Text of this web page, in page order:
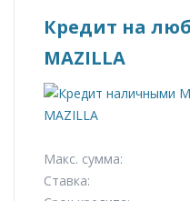
Кредит на
MAZILLA
Макс. сумма:
Ставка: